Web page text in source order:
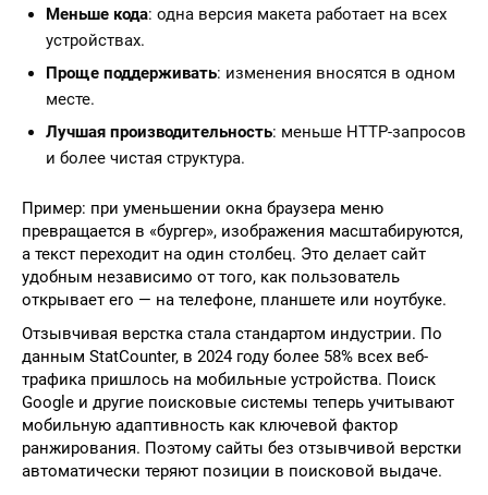
Меньше кода: одна версия макета работает на всех
устройствах.
Проще поддерживать: изменения вносятся в одном
месте.
Лучшая производительность: меньше HTTP-запросов
и более чистая структура.
Пример: при уменьшении окна браузера меню
превращается в «бургер», изображения масштабируются,
а текст переходит на один столбец. Это делает сайт
удобным независимо от того, как пользователь
открывает его — на телефоне, планшете или ноутбуке.
Отзывчивая верстка стала стандартом индустрии. По
данным StatCounter, в 2024 году более 58% всех веб-
трафика пришлось на мобильные устройства. Поиск
Google и другие поисковые системы теперь учитывают
мобильную адаптивность как ключевой фактор
ранжирования. Поэтому сайты без отзывчивой верстки
автоматически теряют позиции в поисковой выдаче.